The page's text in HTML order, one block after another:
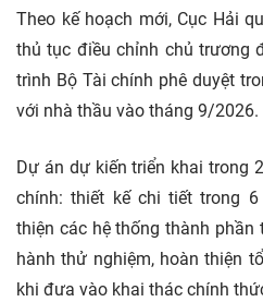
Theo kế hoạch mới, Cục Hải
thủ tục điều chỉnh chủ trương
trình Bộ Tài chính phê duyệt
với nhà thầu vào tháng 9/2026.
Dự án dự kiến triển khai trong
chính: thiết kế chi tiết trong
thiện các hệ thống thành phần
hành thử nghiệm, hoàn thiện
khi đưa vào khai thác chính